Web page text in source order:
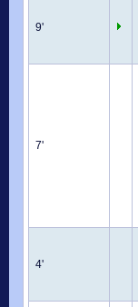
9'
7'
4'